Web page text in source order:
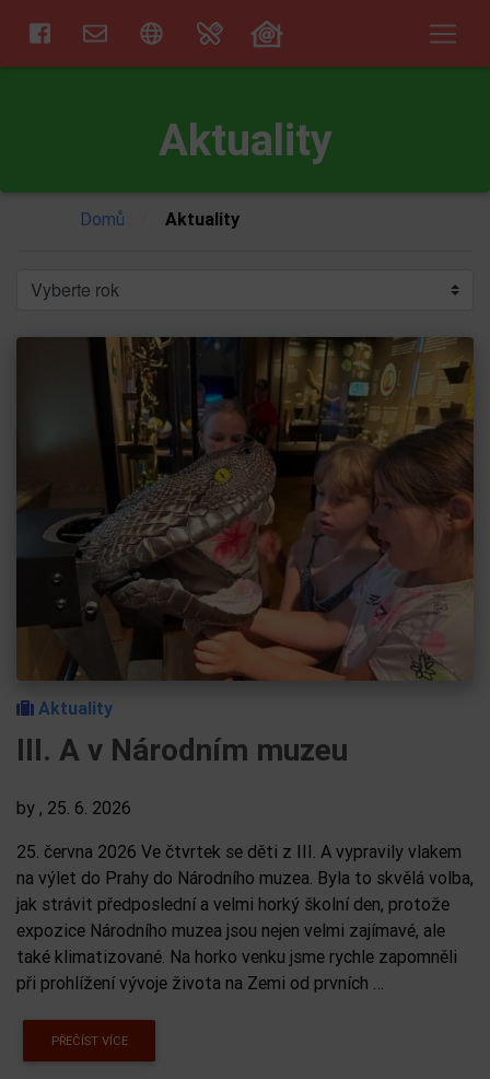
Aktuality
Domů Aktuality
Aktuality
III. A v Národním muzeu
by , 25. 6. 2026
25. června 2026 Ve čtvrtek se děti z III. A vypravily vlakem
na výlet do Prahy do Národního muzea. Byla to skvělá volba,
jak strávit předposlední a velmi horký školní den, protože
expozice Národního muzea jsou nejen velmi zajímavé, ale
také klimatizované. Na horko venku jsme rychle zapomněli
při prohlížení vývoje života na Zemi od prvních …
PŘEČÍST VÍCE